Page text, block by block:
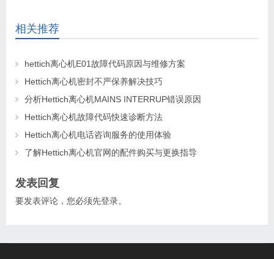
相关推荐
hettich离心机E01故障代码原因与维修方案
Hettich离心机密封不严保养解决技巧
分析Hettich离心机MAINS INTERRUP错误原因
Hettich离心机故障代码快速诊断方法
Hettich离心机电话咨询服务的使用体验
了解Hettich离心机官网的配件购买与更换指导
发表回复
要发表评论，您必须先登录。